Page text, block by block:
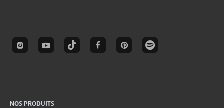
NOS PRODUITS